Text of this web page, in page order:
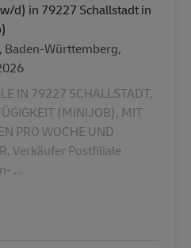
d) in 79227 Schallstadt in
Baden-Württemberg,
IN 79227 SCHALLSTADT,
(MINIJOB), MIT
PRO WOCHE UND
Verkäufer Postfiliale
...